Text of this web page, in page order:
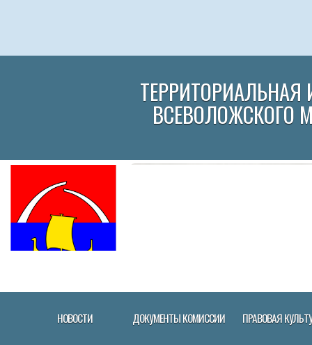
ВСЕВОЛОЖСКОГО
НОВОСТИ ДОКУМЕНТЫ КОМИССИИ ПРАВОВАЯ